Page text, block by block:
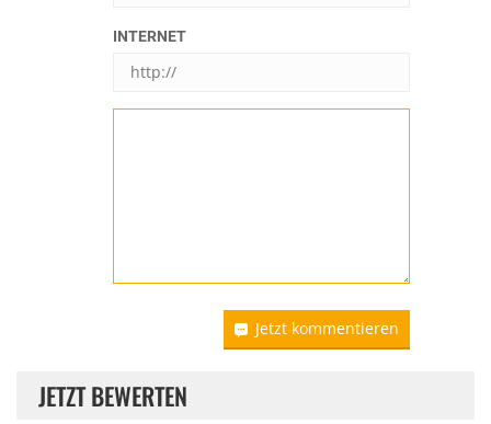
INTERNET
Jetzt kommentieren
JETZT BEWERTEN